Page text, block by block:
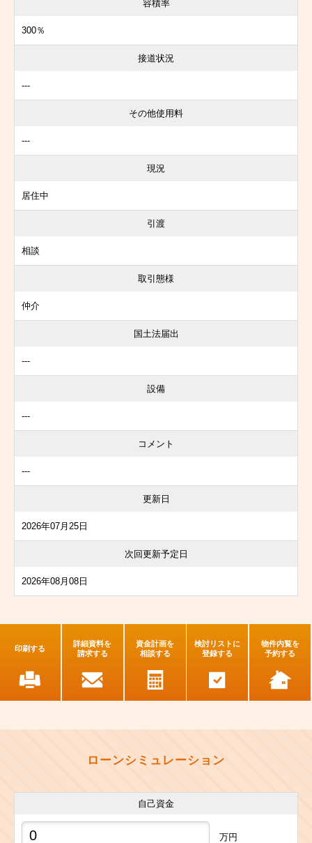
容積率
300％
接道状況
---
その他使用料
---
現況
居住中
引渡
相談
取引態様
仲介
国土法届出
---
設備
---
コメント
---
更新日
2026年07月25日
次回更新予定日
2026年08月08日
印刷する
詳細資料を
請求する
資金計画を
相談する
検討リストに
登録する
物件内覧を
予約する
ローンシミュレーション
自己資金
万円